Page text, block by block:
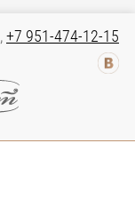
,+7 951-474-12-15